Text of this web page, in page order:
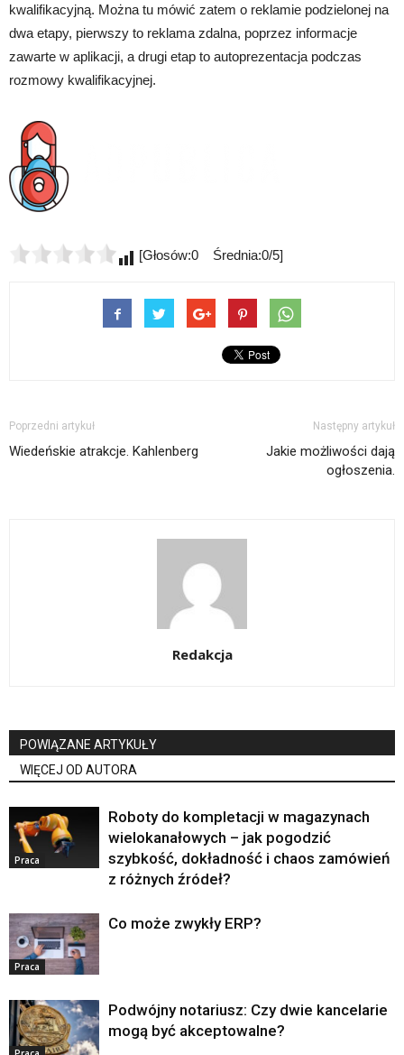
kwalifikacyjną. Można tu mówić zatem o reklamie podzielonej na
dwa etapy, pierwszy to reklama zdalna, poprzez informacje
zawarte w aplikacji, a drugi etap to autoprezentacja podczas
rozmowy kwalifikacyjnej.
[Głosów:0 Średnia:0/5]
Poprzedni artykuł
Wiedeńskie atrakcje. Kahlenberg
Następny artykuł
Jakie możliwości dają
ogłoszenia.
Redakcja
POWIĄZANE ARTYKUŁY
WIĘCEJ OD AUTORA
Praca
Roboty do kompletacji w magazynach
wielokanałowych – jak pogodzić
szybkość, dokładność i chaos zamówień
z różnych źródeł?
Praca
Co może zwykły ERP?
Podwójny notariusz: Czy dwie kancelarie
mogą być akceptowalne?